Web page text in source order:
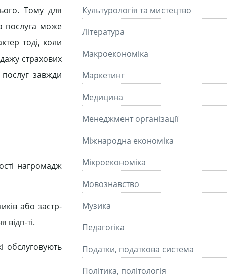
Тому для
послуга може
тоді, коли
страхових
завжди
нагромадж
або застр-
відп-ті.
обслуговують
Культурологія та мистецтво
Літературa
Макроекономіка
Маркетинг
Медицина
Менеджмент організації
Міжнародна економіка
Мікроекономіка
Мовознавство
Музика
Педагогіка
Податки, податкова система
Політика, політологія